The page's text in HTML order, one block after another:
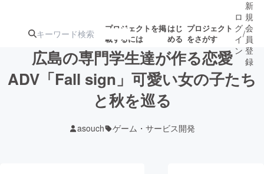
プロジェクトを掲
載するには
はじ
める
プロジェクト
をさがす
注目の新着プロ募集終了が近いプ
ロ
グ
イ
ン
/
新
規
会
員
登
録
広島の専門学生達が作る恋愛
ADV「Fall sign」可愛い女の子たち
と秋を巡る
asouch ゲーム・サービス開発